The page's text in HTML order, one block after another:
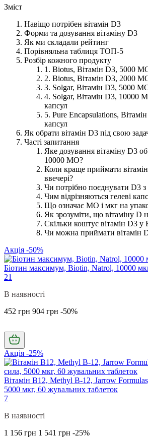
Зміст
Навіщо потрібен вітамін D3
Форми та дозування вітаміну D3
Як ми складали рейтинг
Порівняльна таблиця ТОП-5
Розбір кожного продукту
1. Biotus, Вітамін D3, 5000
2. Biotus, Вітамін D3, 2000
3. Solgar, Вітамін D3, 5000
4. Solgar, Вітамін D3, 10000
капсул
5. Pure Encapsulations,
капсул
Як обрати вітамін D3 під свою
Часті запитання
Яке дозування вітаміну D3
10000 МО?
Коли краще приймати
ввечері?
Чи потрібно поєднувати D3 з
Чим відрізняються гелеві
Що означає МО і мкг на
Як зрозуміти, що вітаміну D
Скільки коштує вітамін D3 у
Чи можна приймати вітамін
Акція -50%
Біотин максимум, Biotin, Natrol, 10000
21
В наявності
452 грн 904 грн -50%
Акція -25%
Вітамін В12, Methyl B-12, Jarrow
5000 мкг, 60 жувальних таблеток
7
В наявності
1 156 грн 1 541 грн -25%